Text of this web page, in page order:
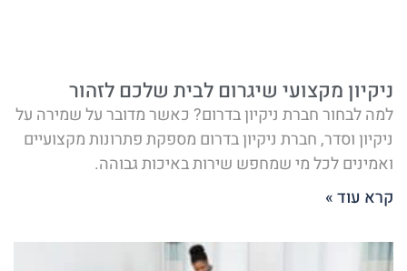
ניקיון מקצועי שיגרום לבית שלכם לזהור
למה לבחור חברת ניקיון בדרום? כאשר מדובר על שמירה על
ניקיון וסדר, חברת ניקיון בדרום מספקת פתרונות מקצועיים
ואמינים לכל מי שמחפש שירות באיכות גבוהה.
קרא עוד »